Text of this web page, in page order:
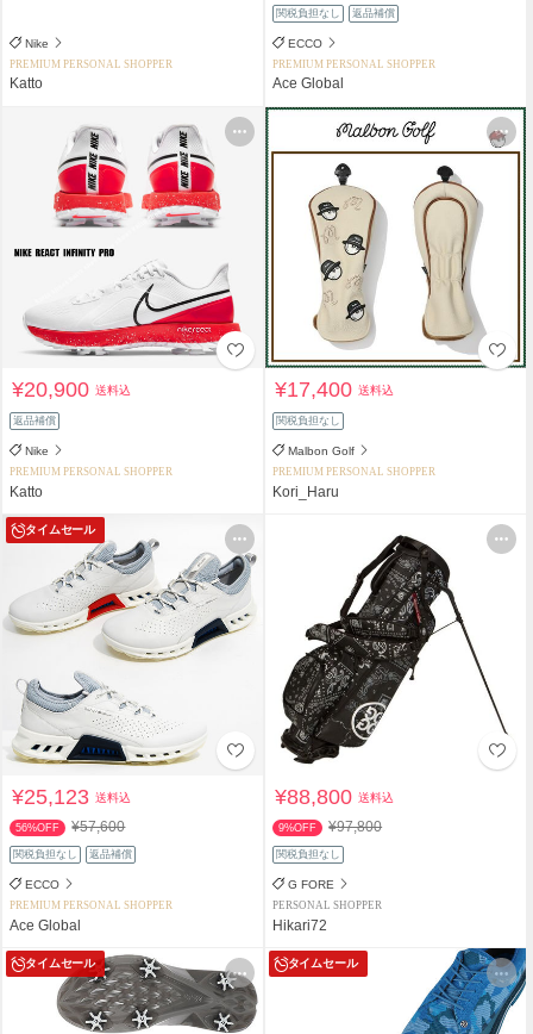
Nike
PREMIUM PERSONAL SHOPPER
Katto
関税負担なし 返品補償
ECCO
PREMIUM PERSONAL SHOPPER
Ace Global
¥20,900送料込
返品補償
Nike
PREMIUM PERSONAL SHOPPER
Katto
¥17,400送料込
関税負担なし
Malbon Golf
PREMIUM PERSONAL SHOPPER
Kori_Haru
タイムセール
¥25,123送料込
56%OFF ¥57,600
関税負担なし 返品補償
ECCO
PREMIUM PERSONAL SHOPPER
Ace Global
¥88,800送料込
9%OFF ¥97,800
関税負担なし
G FORE
PERSONAL SHOPPER
Hikari72
タイムセール タイムセール